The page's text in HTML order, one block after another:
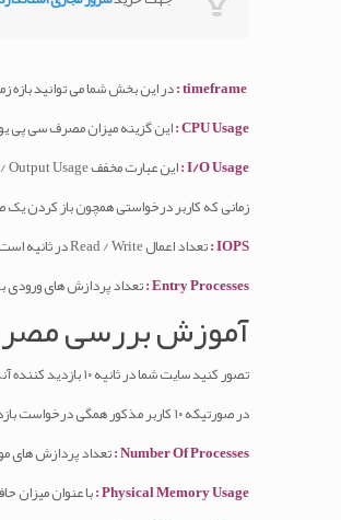
در این بخش شما می توانید بازه
CPU Usage : این گزینه میزان مصرف سی پی
I/O Usage : این عبارت مخفف Input / Output Usage است که میزان خواندن / نوشتن اطلاعات سایت را از هارد دیسک بیان می کند.
زمانی که کاربر درخواستی همچون باز کردن
IOPS : تعداد اعمال Read / Write در ثانیه است .
Entry Processes : تعداد پردازش های ورودی
آموزش بررسی
تصور کنید سایت شما در ثانیه ۱۰ بازدید کننده آنلاین دارد که هر کدام درخواست بازکردن ۱۰ صفحه جداگانه را دارند ، در این صورت میزان Entry Process ، برابر ۱۰۰ خواهد بود .
در صورتیکه ۱۰ کاربر مذکور همگی درخواست بازدید ۱ صفحه را داشته باشند میزان Entry Process برابر ۱۰ است.
Number Of Processes : تعداد پردازش های
Physical Memory Usage : با عنوان میزان